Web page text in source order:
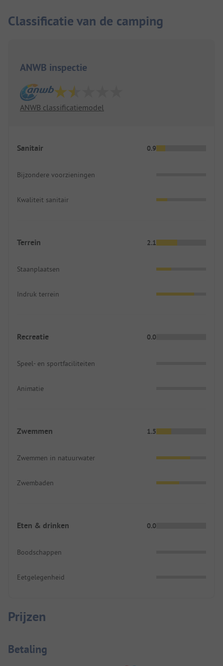
Classificatie van de camping
ANWB inspectie
ANWB classificatiemodel
Sanitair 0.9
Bijzondere voorzieningen
Kwaliteit sanitair
Terrein 2.1
Staanplaatsen
Indruk terrein
Recreatie 0.0
Speel- en sportfaciliteiten
Animatie
Zwemmen 1.5
Zwemmen in natuurwater
Zwembaden
Eten & drinken 0.0
Boodschappen
Eetgelegenheid
Prijzen
Betaalinformatie
Betaling